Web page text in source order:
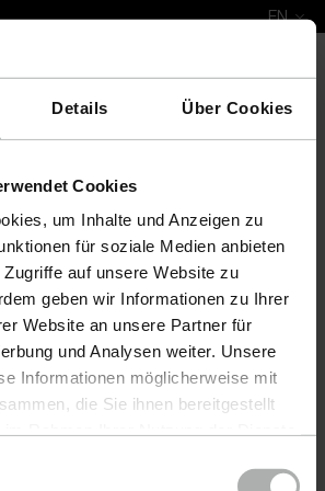
Details Über Cookies
Cookies
um Inhalte und Anzeigen zu
für soziale Medien anbieten
auf unsere Website zu
geben wir Informationen zu Ihrer
Website an unsere Partner für
und Analysen weiter. Unsere
Informationen möglicherweise mit
die Sie ihnen bereitgestellt
Cookies finden Sie unter
EN
Repair Set Land Rover